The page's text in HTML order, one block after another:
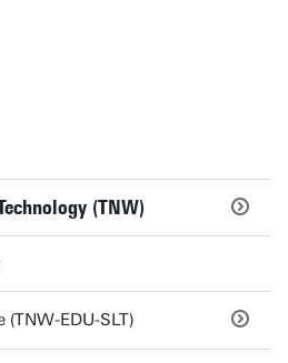
(TNW)
(TNW-EDU-SLT)